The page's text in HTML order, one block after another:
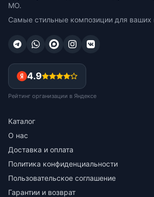
МО.
Самые стильные композиции для ваших
4.9
Рейтинг организации в Яндексе
Каталог
О нас
Доставка и оплата
Политика конфиденциальности
Пользовательское соглашение
Гарантии и возврат